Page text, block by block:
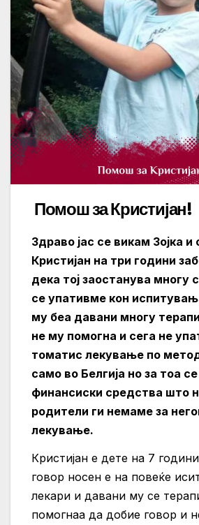
Помош за Кристијан!
Здраво јас се викам Зојка и
Кристијан на три години
дека тој заостанува многу
се упативме кон
му беа давани многу
не му помогна и сега не
томатис лекување по
само во Белгија но за тоа
финансиски средства што
родители ги немаме за
лекување.
Кристијан е дете на 7
говор носен е на повеќе
лекари и давани му се
помогнаа да добие говор и